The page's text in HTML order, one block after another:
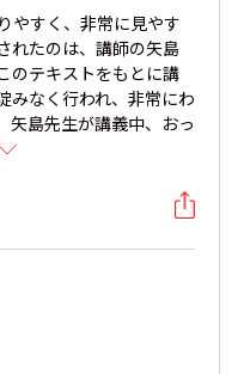
やすく、非常に見やす
れたのは、講師の矢島
のテキストをもとに講
みなく行われ、非常にわ
島先生が講義中、おっ